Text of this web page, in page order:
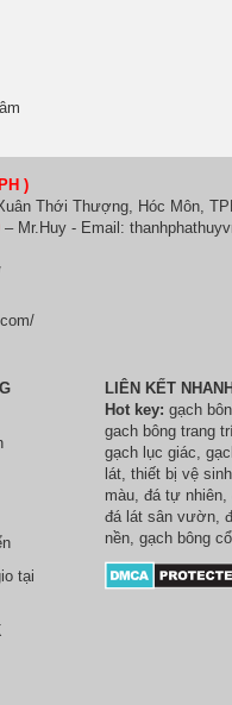
)
Thới Thượng, Hóc Môn,
– Mr.Huy - Email:
tại
LIÊN KẾT NHANH
Hot key: gạch
gach bông trang
gạch lục giác
lát thiết bị vệ sinh
màu đá tự nhiên
đá lát sân vườn
nền , gạch bông